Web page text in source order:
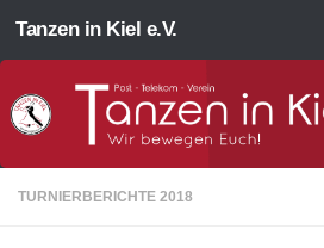
Zum Inhalt springen
Tanzen in Kiel e.V.
TURNIERBERICHTE 2018